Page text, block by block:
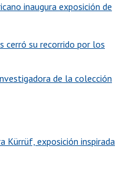
inaugura exposición de
cerró su recorrido por los
de la colección
exposición inspirada